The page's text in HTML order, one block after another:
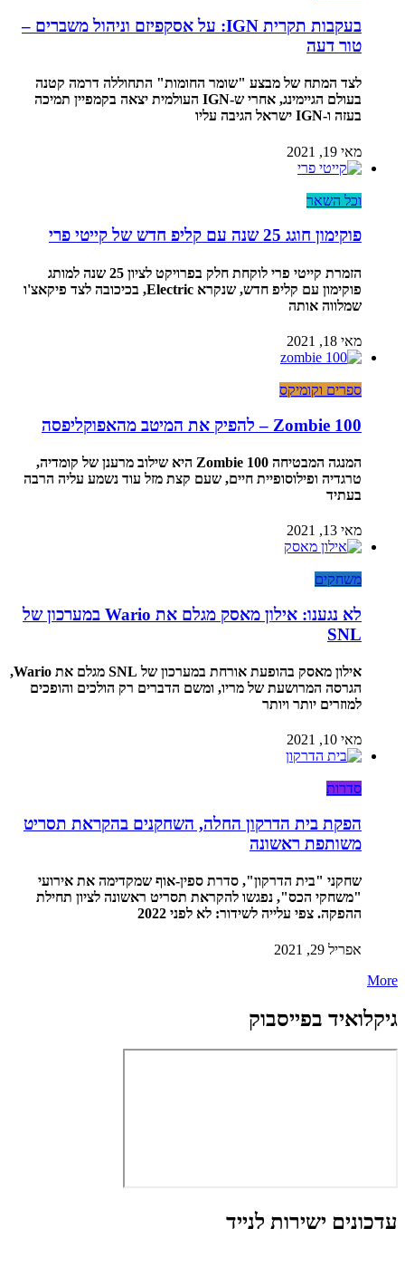
בעקבות תקרית IGN: על אסקפיזם וניהול משברים –
טור דעה
לצד המתח של מבצע "שומר החומות" התחוללה דרמה קטנה
בעולם הגיימינג, אחרי ש-IGN העולמית יצאה בקמפיין תמיכה
בעזה ו-IGN ישראל הגיבה עליו
מאי 19, 2021
וכל השאר
פוקימון חוגג 25 שנה עם קליפ חדש של קייטי פרי
הזמרת קייטי פרי לוקחת חלק בפרויקט לציון 25 שנה למותג
פוקימון עם קליפ חדש, שנקרא Electric, בכיכובה לצד פיקאצ'ו
שמלווה אותה
מאי 18, 2021
ספרים וקומיקס
Zombie 100 – להפיק את המיטב מהאפוקליפסה
המנגה המבטיחה Zombie 100 היא שילוב מרענן של קומדיה,
טרגדיה ופילוסופיית חיים, שעם קצת מזל עוד נשמע עליה הרבה
בעתיד
מאי 13, 2021
משחקים
לא נגענו: אילון מאסק מגלם את Wario במערכון של
SNL
אילון מאסק בהופעת אורחת במערכון של SNL מגלם את Wario,
הגרסה המרושעת של מריו, ומשם הדברים רק הולכים והופכים
למוזרים יותר ויותר
מאי 10, 2021
סדרות
הפקת בית הדרקון החלה, השחקנים בהקראת תסריט
משותפת ראשונה
שחקני "בית הדרקון", סדרת ספין-אוף שמקדימה את אירועי
"משחקי הכס", נפגשו להקראת תסריט ראשונה לציון תחילת
ההפקה. צפי עלייה לשידור: לא לפני 2022
אפריל 29, 2021
More
גיקלואיד בפייסבוק
עדכונים ישירות לנייד